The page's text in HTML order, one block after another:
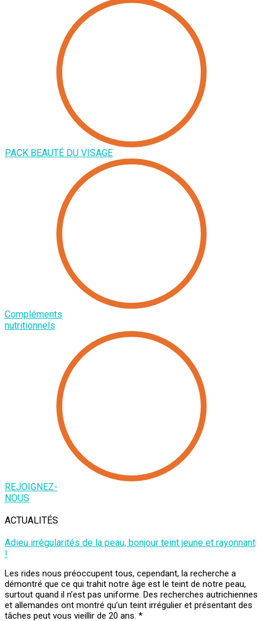
PACK BEAUTÉ DU VISAGE
Compléments
nutritionnels
REJOIGNEZ-
NOUS
ACTUALITÉS
Adieu irrégularités de la peau, bonjour teint jeune et rayonnant
!
Les rides nous préoccupent tous, cependant, la recherche a
démontré que ce qui trahit notre âge est le teint de notre peau,
surtout quand il n’est pas uniforme. Des recherches autrichiennes
et allemandes ont montré qu’un teint irrégulier et présentant des
tâches peut vous vieillir de 20 ans. *